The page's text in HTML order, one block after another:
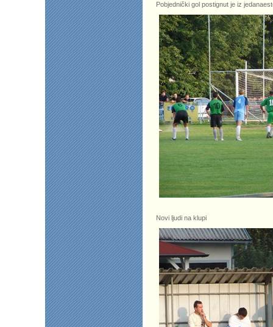
Pobjednički gol postignut je iz
Novi ljudi na klupi